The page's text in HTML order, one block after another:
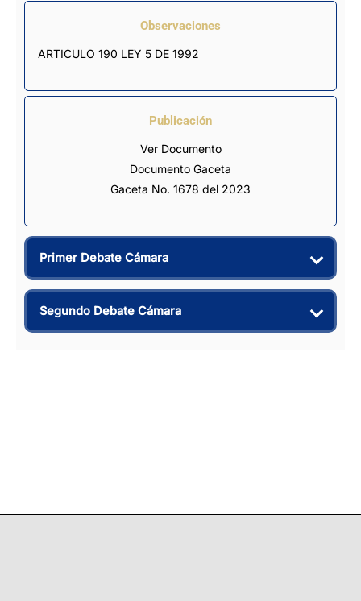
Observaciones
ARTICULO 190 LEY 5 DE 1992
Publicación
Ver Documento
Documento Gaceta
Gaceta No. 1678 del 2023
Primer Debate Cámara
Segundo Debate Cámara